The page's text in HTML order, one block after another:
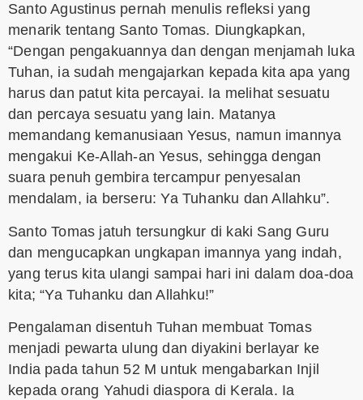
Santo Agustinus pernah menulis refleksi yang
menarik tentang Santo Tomas. Diungkapkan,
“Dengan pengakuannya dan dengan menjamah luka
Tuhan, ia sudah mengajarkan kepada kita apa yang
harus dan patut kita percayai. Ia melihat sesuatu
dan percaya sesuatu yang lain. Matanya
memandang kemanusiaan Yesus, namun imannya
mengakui Ke-Allah-an Yesus, sehingga dengan
suara penuh gembira tercampur penyesalan
mendalam, ia berseru: Ya Tuhanku dan Allahku”.
Santo Tomas jatuh tersungkur di kaki Sang Guru
dan mengucapkan ungkapan imannya yang indah,
yang terus kita ulangi sampai hari ini dalam doa-doa
kita; “Ya Tuhanku dan Allahku!”
Pengalaman disentuh Tuhan membuat Tomas
menjadi pewarta ulung dan diyakini berlayar ke
India pada tahun 52 M untuk mengabarkan Injil
kepada orang Yahudi diaspora di Kerala. Ia